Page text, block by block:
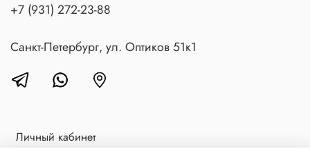
Личный кабинет
+7 (931) 272-23-88
Санкт-Петербург, ул. Оптиков 51к1